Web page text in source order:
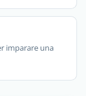
imparare una